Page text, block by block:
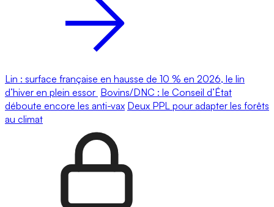
Lin : surface française en hausse de 10 % en 2026, le lin
d’hiver en plein essor Bovins/DNC : le Conseil d’État
déboute encore les anti-vax Deux PPL pour adapter les forêts
au climat